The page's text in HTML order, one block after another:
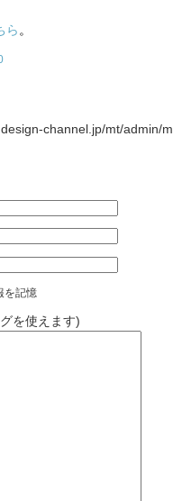
ら 。
channel.jp/mt/admin/
を記憶
を使えます)